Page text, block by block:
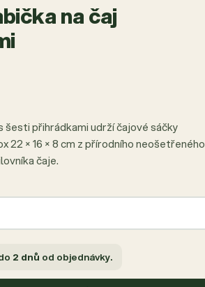
na čaj
šesti přihrádkami udrží čajové sáčky
22 × 16 × 8 cm z přírodního neošetřeného
čaje.
2 dnů od objednávky.